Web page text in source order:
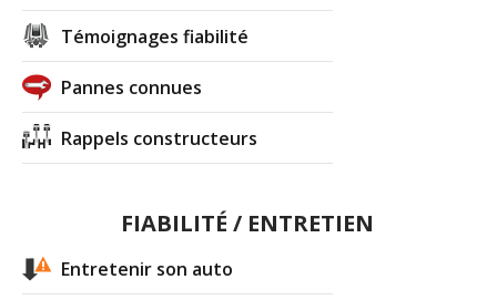
Témoignages fiabilité
Pannes connues
Rappels constructeurs
FIABILITÉ / ENTRETIEN
Entretenir son auto